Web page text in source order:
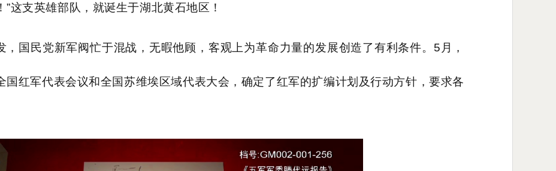
这支英雄部队，就诞生于湖北黄石地区！
国民党新军阀忙于混战，无暇他顾，客观上为革命力量的发展创造了有利条件。5月，
国红军代表会议和全国苏维埃区域代表大会，确定了红军的扩编计划及行动方针，要求各